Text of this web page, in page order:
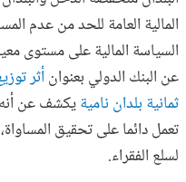
المالية العامة للحد من عدم
السياسة المالية على مستوى
عن البنك الدولي بعنوانأثر
ثمانية بلدان ناميةيكشف عن أنه
تعمل دائما على تحقيق المساواة،
لسلع الفقراء.